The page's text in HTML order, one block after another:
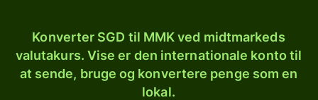
Konverter SGD til MMK ved midtmarkeds
valutakurs. Vise er den internationale konto til
at sende, bruge og konvertere penge som en
lokal.